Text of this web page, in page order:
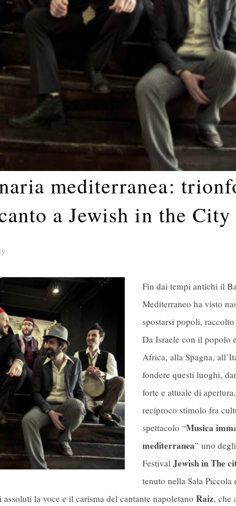
mediterranea:
a Jewish in the City
Fin dai tempi antichi il
Mediterraneo ha visto
spostarsi popoli,
Da Israele con il popolo
Africa, alla Spagna,
fondere questi luoghi,
forte e attuale di
reciproco stimolo fra
spettacolo “Musica
mediterranea” uno
Festival Jewish in The
tenuto nella Sala Piccola
la voce e il carisma del cantante napoletano Raiz, che